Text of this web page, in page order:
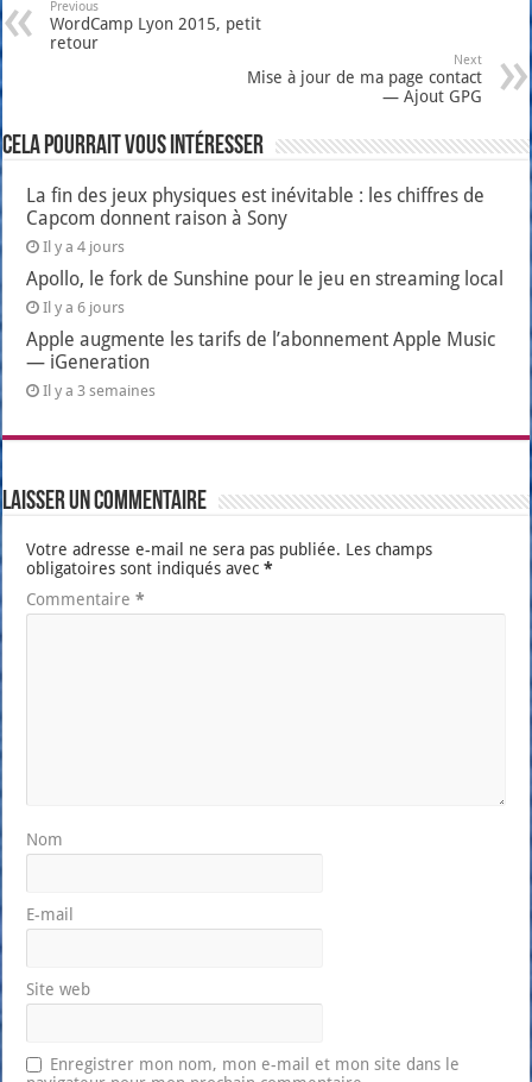
Previous
WordCamp Lyon 2015, petit
retour
Next
Mise à jour de ma page contact
— Ajout GPG
Cela pourrait vous intéresser
La fin des jeux physiques est inévitable : les chiffres de
Capcom donnent raison à Sony
Il y a 4 jours
Apollo, le fork de Sunshine pour le jeu en streaming local
Il y a 6 jours
Apple augmente les tarifs de l’abonnement Apple Music
— iGeneration
Il y a 3 semaines
Laisser un commentaire
Votre adresse e-mail ne sera pas publiée. Les champs
obligatoires sont indiqués avec*
Commentaire*
Nom
E-mail
Site web
Enregistrer mon nom, mon e-mail et mon site dans le